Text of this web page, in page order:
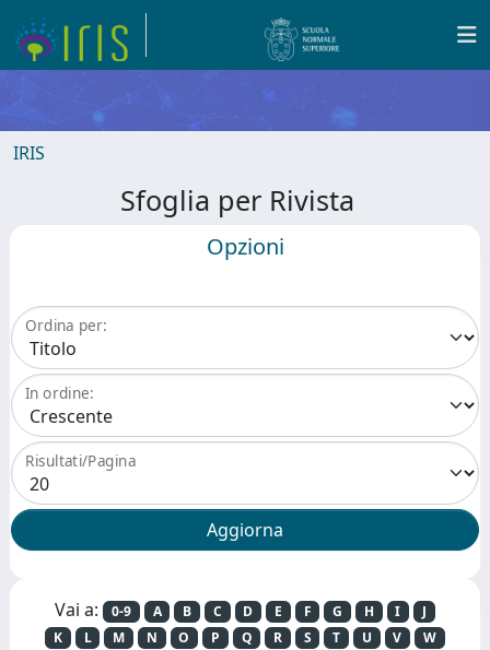
IRIS
Sfoglia per Rivista
Opzioni
Ordina per:
In ordine:
Risultati/Pagina
Vai a: 0-9 A B C D E F G H I
J
K
L M N O P Q R S T U V
W